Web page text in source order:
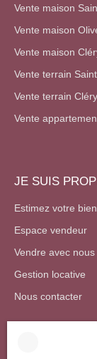
vous invite à
moments de
détente en
après-midis
ensoleillés
sous les arbres,
simplement le
Grâce à son
exposition plein
maison
optimal toute la
Vente maison
Vente maison
Vente maison
Vente terrain
Vente terrain
Vente
JE SUIS
Estimez votre bien
Espace vendeur
Vendre avec nous
Gestion locative
Nous contacter